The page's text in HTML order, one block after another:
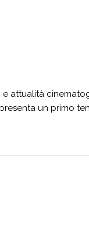
attualità
un primo